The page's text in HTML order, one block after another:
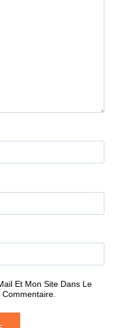
Et Mon Site Dans Le